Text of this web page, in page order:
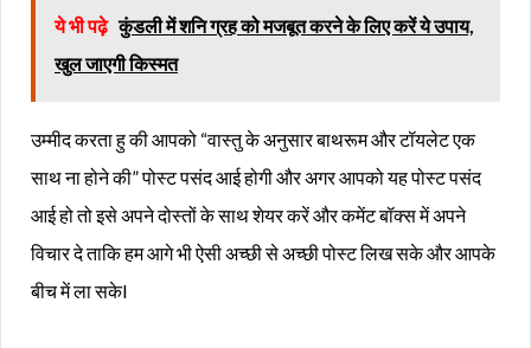
ये भी पढ़े कुंडली में शनि ग्रह को मजबूत करने के लिए करें ये उपाय,
खुल जाएगी किस्मत
उम्मीद करता हु की आपको “वास्तु के अनुसार बाथरूम और टॉयलेट एक
साथ ना होने की” पोस्ट पसंद आई होगी और अगर आपको यह पोस्ट पसंद
आई हो तो इसे अपने दोस्तों के साथ शेयर करें और कमेंट बॉक्स में अपने
विचार दे ताकि हम आगे भी ऐसी अच्छी से अच्छी पोस्ट लिख सके और आपके
बीच में ला सकेl